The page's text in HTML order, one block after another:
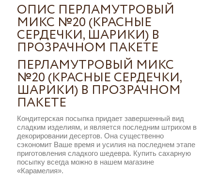
ОПИС ПЕРЛАМУТРОВЫЙ
МИКС №20 (КРАСНЫЕ
СЕРДЕЧКИ, ШАРИКИ) В
ПРОЗРАЧНОМ ПАКЕТЕ
ПЕРЛАМУТРОВЫЙ МИКС
№20 (КРАСНЫЕ СЕРДЕЧКИ,
ШАРИКИ) В ПРОЗРАЧНОМ
ПАКЕТЕ
Кондитерская посыпка придает завершенный вид
сладким изделиям, и является последним штрихом в
декорировании десертов. Она существенно
сэкономит Ваше время и усилия на последнем этапе
приготовления сладкого шедевра. Купить сахарную
посыпку всегда можно в нашем магазине
«Карамелия».